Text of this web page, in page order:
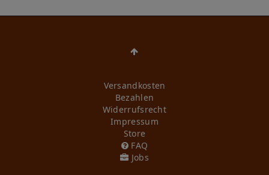
Versandkosten
Bezahlen
Widerrufs­recht
Impressum
Store
FAQ
Jobs